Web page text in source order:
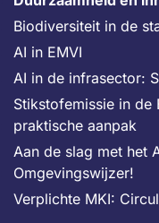
Biodiversiteit in de
AI in EMVI
AI in de infrasector:
Stikstofemissie in de
praktische aanpak
Aan de slag met het
Omgevingswijzer!
Verplichte MKI: